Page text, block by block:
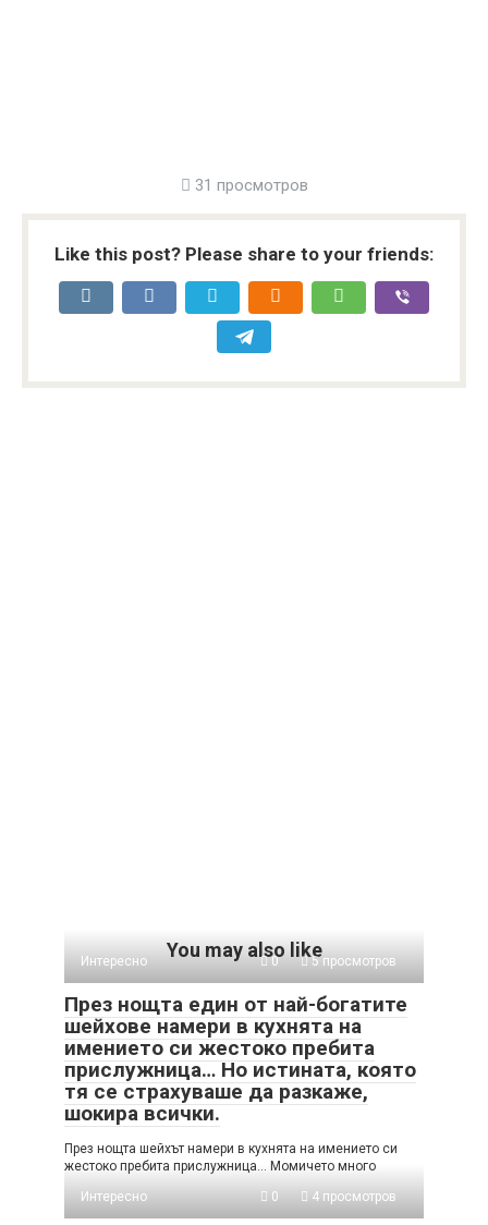
31 просмотров
Like this post? Please share to your friends:
You may also like
Интересно 0 5 просмотров
През нощта един от най-богатите
шейхове намери в кухнята на
имението си жестоко пребита
прислужница… Но истината, която
тя се страхуваше да разкаже,
шокира всички.
През нощта шейхът намери в кухнята на имението си
жестоко пребита прислужница… Момичето много
Интересно
0 4 просмотров